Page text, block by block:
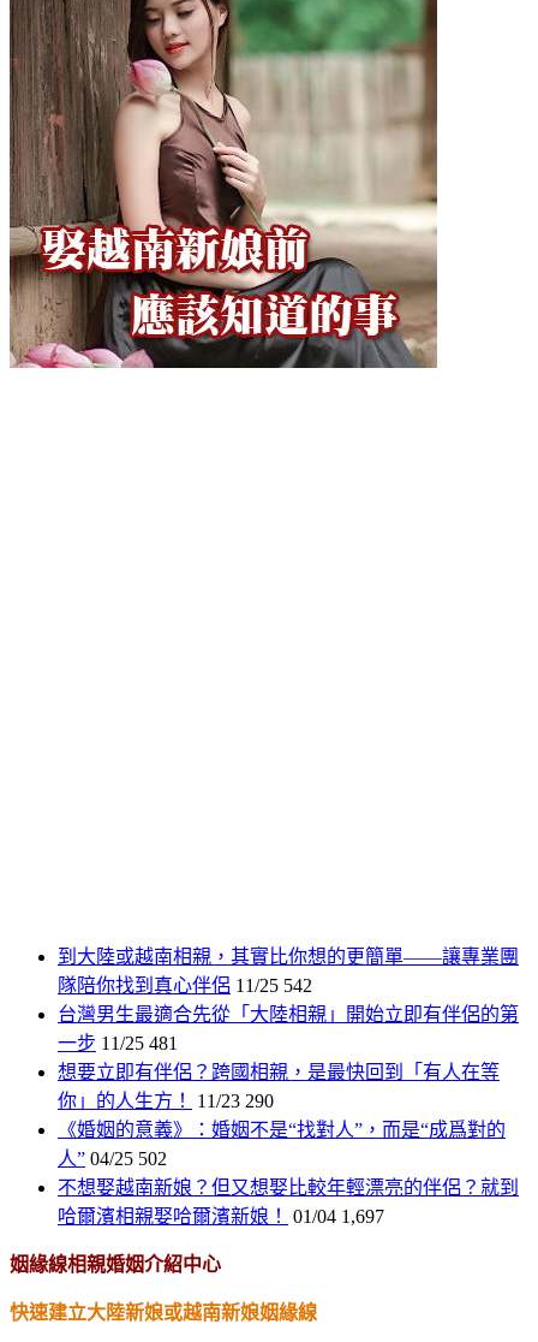
到大陸或越南相親，其實比你想的更簡單——讓專業團
隊陪你找到真心伴侶 11/25 542
台灣男生最適合先從「大陸相親」開始立即有伴侶的第
一步 11/25 481
想要立即有伴侶？跨國相親，是最快回到「有人在等
你」的人生方！
11/23 290
《婚姻的意義》：婚姻不是“找對人”，而是“成爲對的
人” 04/25 502
不想娶越南新娘？但又想娶比較年輕漂亮的伴侶？就到
哈爾濱相親娶哈爾濱新娘！
01/04 1,697
姻緣線相親婚姻介紹中心
快速建立大陸新娘或越南新娘姻緣線